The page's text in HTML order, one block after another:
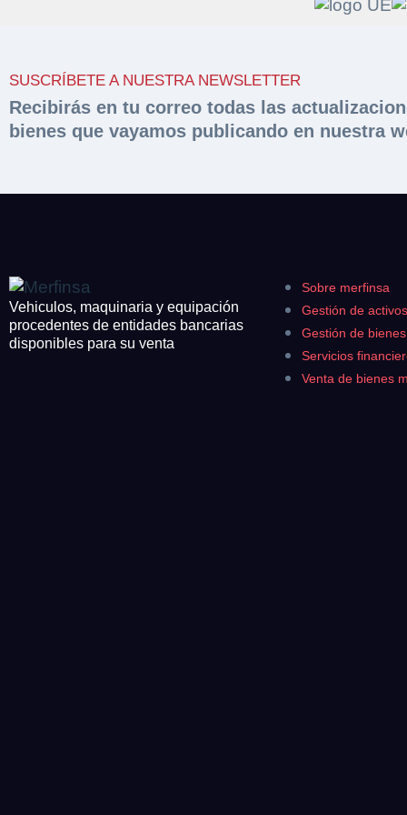
SUSCRÍBETE A NUESTRA NEWSLETTER
Recibirás en tu correo todas las
bienes que vayamos publicando en nuestra
Vehiculos, maquinaria y equipación
procedentes de entidades bancarias
disponibles para su venta
Sobre merfinsa
Gestión de activos
Gestión de
Servicios
Venta de bienes
Rellene este
¿Cuánto es 3 +
Hacer
Razón social*
Importe en €*
¿Cuánto es 4 +
Maquinaria
Equipamiento
CONTACTO
926 25 08 86